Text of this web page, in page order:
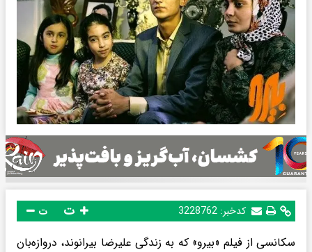
کدخبر: 3228762 ت
سکانسی از فیلم «بیرو» که به زندگی علیرضا بیرانوند، دروازه‌بان